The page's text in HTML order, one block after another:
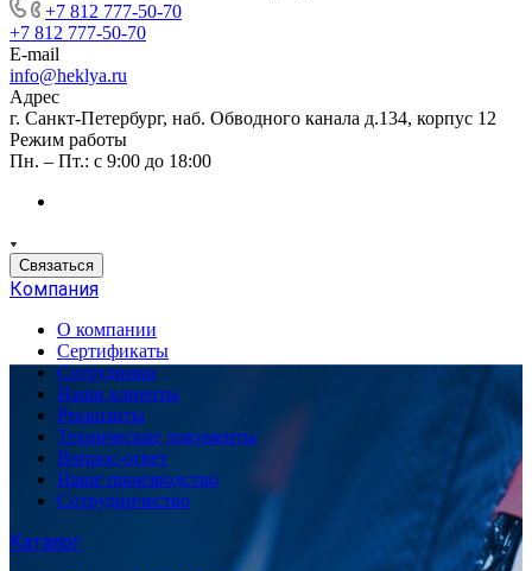
+7 812 777-50-70
+7 812 777-50-70
E-mail
info@heklya.ru
Адрес
г. Санкт-Петербург, наб. Обводного канала д.134, корпус 12
Режим работы
Пн. – Пт.: с 9:00 до 18:00
Связаться
Компания
О компании
Сертификаты
Сотрудники
Наши клиенты
Реквизиты
Технические документы
Вопрос-ответ
Наше производство
Сотрудничество
Каталог